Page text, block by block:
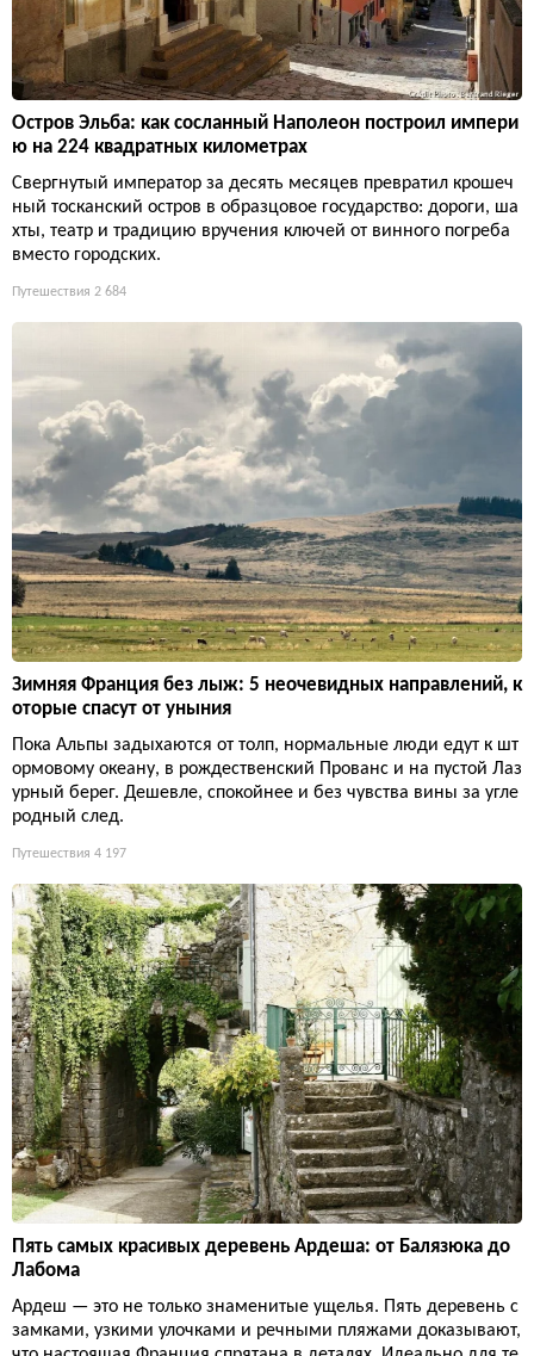
Остров Эльба: как сосланный Наполеон построил импери
ю на 224 квадратных километрах
Свергнутый император за десять месяцев превратил крошеч
ный тосканский остров в образцовое государство: дороги, ша
хты, театр и традицию вручения ключей от винного погреба
вместо городских.
Путешествия 2 684
Зимняя Франция без лыж: 5 неочевидных направлений, к
оторые спасут от уныния
Пока Альпы задыхаются от толп, нормальные люди едут к шт
ормовому океану, в рождественский Прованс и на пустой Лаз
урный берег. Дешевле, спокойнее и без чувства вины за угле
родный след.
Путешествия 4 197
Пять самых красивых деревень Ардеша: от Балязюка до
Лабома
Ардеш — это не только знаменитые ущелья. Пять деревень с
замками, узкими улочками и речными пляжами доказывают,